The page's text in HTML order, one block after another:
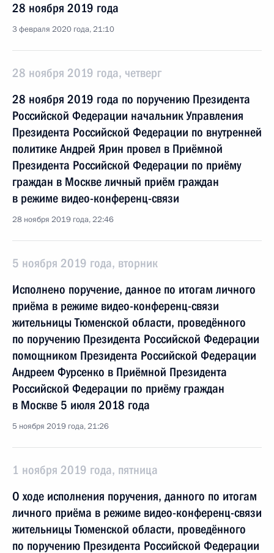
28 ноября 2019 года
3 февраля 2020 года, 21:10
28 ноября 2019 года, четверг
28 ноября 2019 года по поручению Президента
Российской Федерации начальник Управления
Президента Российской Федерации по внутренней
политике Андрей Ярин провел в Приёмной
Президента Российской Федерации по приёму
граждан в Москве личный приём граждан
в режиме видео-конференц-связи
28 ноября 2019 года, 22:46
5 ноября 2019 года, вторник
Исполнено поручение, данное по итогам личного
приёма в режиме видео-конференц-связи
жительницы Тюменской области, проведённого
по поручению Президента Российской Федерации
помощником Президента Российской Федерации
Андреем Фурсенко в Приёмной Президента
Российской Федерации по приёму граждан
в Москве 5 июля 2018 года
5 ноября 2019 года, 21:26
1 ноября 2019 года, пятница
О ходе исполнения поручения, данного по итогам
личного приёма в режиме видео-конференц-связи
жительницы Тюменской области, проведённого
по поручению Президента Российской Федерации